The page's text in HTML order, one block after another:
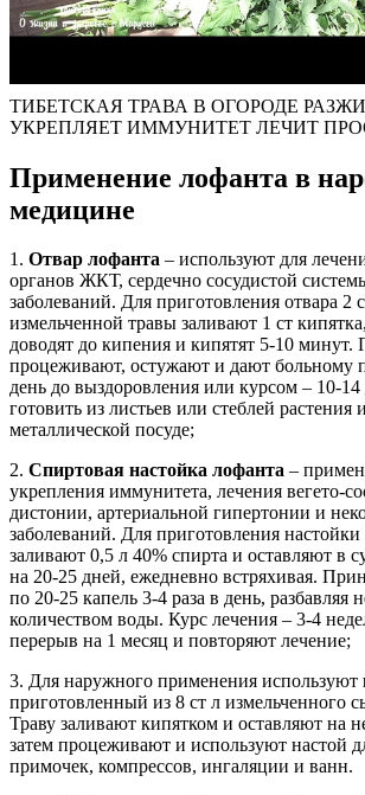
ТИБЕТСКАЯ ТРАВА В ОГОРОДЕ
УКРЕПЛЯЕТ ИММУНИТЕТ ЛЕЧИТ
Применение лофанта в
медицине
1. Отвар лофанта – используют для
органов ЖКТ, сердечно сосудистой
заболеваний. Для приготовления отвара 2
измельченной травы заливают 1 ст
доводят до кипения и кипятят 5-10 минут.
процеживают, остужают и дают больному
день до выздоровления или курсом – 10-
готовить из листьев или стеблей растения
металлической посуде;
2. Спиртовая настойка лофанта –
укрепления иммунитета, лечения вегето-
дистонии, артериальной гипертонии и
заболеваний. Для приготовления
заливают 0,5 л 40% спирта и оставляют в
на 20-25 дней, ежедневно встряхивая.
по 20-25 капель 3-4 раза в день, разбавляя
количеством воды. Курс лечения – 3-4
перерыв на 1 месяц и повторяют лечение;
3. Для наружного применения используют
приготовленный из 8 ст л измельченного
Траву заливают кипятком и оставляют на
затем процеживают и используют настой
примочек, компрессов, ингаляции и ванн.